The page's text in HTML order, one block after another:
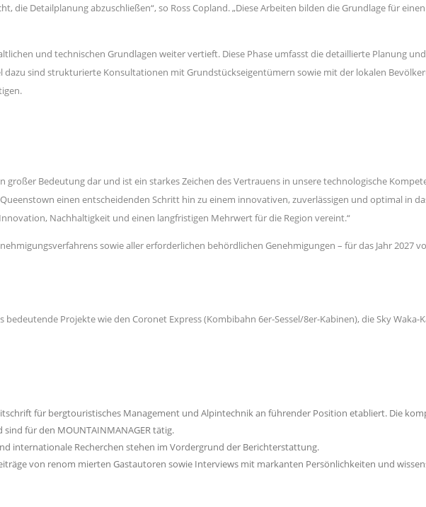
die Detailplanung abzuschließen“, so Ross Copland. „Diese Arbeiten bilden die Grundlage für
und technischen Grundlagen weiter vertieft. Diese Phase umfasst die detaillierte Planung
sind strukturierte Konsultationen mit Grundstückseigentümern sowie mit der lokalen
großer Bedeutung dar und ist ein starkes Zeichen des Vertrauens in unsere technologische
einen entscheidenden Schritt hin zu einem innovativen, zuverlässigen und optimal in
Nachhaltigkeit und einen langfristigen Mehrwert für die Region vereint.“
sowie aller erforderlichen behördlichen Genehmigungen – für das Jahr 2027
Projekte wie den Coronet Express (Kombibahn 6er-Sessel/8er-Kabinen), die Sky
für bergtouristisches Management und Alpintechnik an führender Position etabliert. Die
für den MOUNTAINMANAGER tätig.
internationale Recherchen stehen im Vordergrund der Berichterstattung.
von renom mierten Gastautoren sowie Interviews mit markanten Persönlichkeiten und